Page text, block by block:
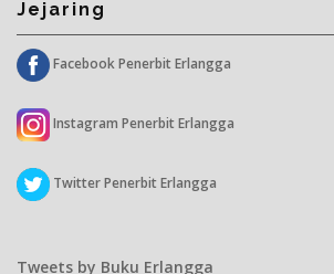
Jejaring
Facebook Penerbit Erlangga
Instagram Penerbit Erlangga
Twitter Penerbit Erlangga
Tweets by Buku Erlangga